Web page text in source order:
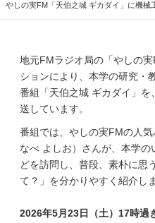
やしの実FM「天伯之城 ギカダイ」に機械
地元FMラジオ局の「やしの
ションにより、本学の研究・
番組「天伯之城 ギカダイ」
送しています。
番組では、やしの実FMの人
なべ よしお）さんが、本学
どを訪問し、普段、素朴に思
て？」を分かりやすく紹介し
2026年5月23日（土） 17時過